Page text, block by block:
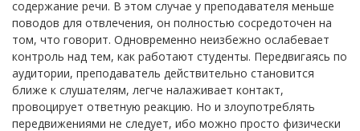
содержание речи. В этом случае у преподавателя меньше
поводов для отвлечения, он полностью сосредоточен на
том, что говорит. Одновременно неизбежно ослабевает
контроль над тем, как работают студенты. Передвигаясь по
аудитории, преподаватель действительно становится
ближе к слушателям, легче налаживает контакт,
провоцирует ответную реакцию. Но и злоупотреблять
передвижениями не следует, ибо можно просто физически